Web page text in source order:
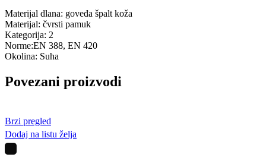
Materijal dlana: goveđa špalt koža
Materijal: čvrsti pamuk
Kategorija: 2
Norme:EN 388, EN 420
Okolina: Suha
Povezani proizvodi
Brzi pregled
Dodaj na listu želja